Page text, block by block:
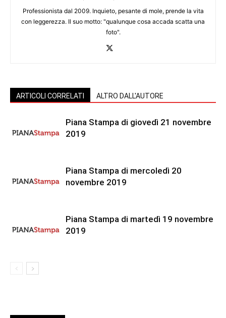
Professionista dal 2009. Inquieto, pesante di mole, prende la vita
con leggerezza. Il suo motto: "qualunque cosa accada scatta una
foto".
ARTICOLI CORRELATI ALTRO DALL'AUTORE
Piana Stampa di giovedì 21 novembre
2019
Piana Stampa di mercoledì 20
novembre 2019
Piana Stampa di martedì 19 novembre
2019